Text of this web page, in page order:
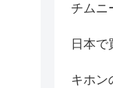
チムニ
日本で
キホン